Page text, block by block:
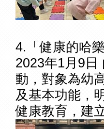
4.「健康的哈
2023年1月9日
動，對象為幼
及基本功能，
健康教育，建